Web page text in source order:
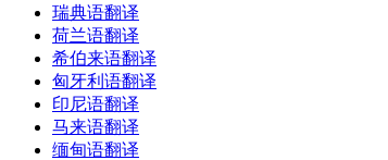
瑞典语翻译
荷兰语翻译
希伯来语翻译
匈牙利语翻译
印尼语翻译
马来语翻译
缅甸语翻译